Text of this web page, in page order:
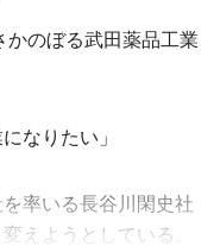
のぼる武田薬品工業
なりたい」
率いる長谷川閑史社
えようとしている。